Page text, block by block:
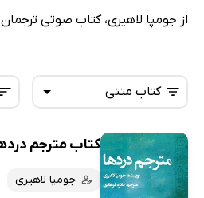
از جومپا لاهیری، کتاب صوتی
کتاب متنی
همه کتاب‌ها
کتاب‌های صوتی
کتاب مترجم
جومپا لاهیری